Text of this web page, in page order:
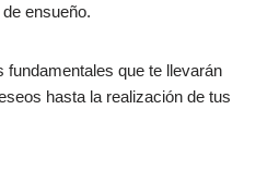
ensueño.
que te llevarán
hasta la realización de tus